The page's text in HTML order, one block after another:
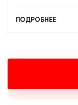
ПОДРОБНЕЕ